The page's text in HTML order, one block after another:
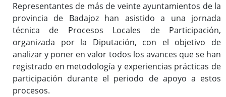
Representantes de más de veinte ayuntamientos de la
provincia de Badajoz han asistido a una jornada
técnica de Procesos Locales de Participación,
organizada por la Diputación, con el objetivo de
analizar y poner en valor todos los avances que se han
registrado en metodología y experiencias prácticas de
participación durante el periodo de apoyo a estos
procesos.